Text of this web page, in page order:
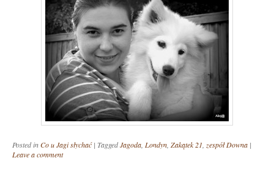
Posted inCo u Jagi słychać | TaggedJagoda Londyn Zakątek 21 zespół Downa |
Leave a comment